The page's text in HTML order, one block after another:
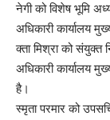
नेगी को विशेष भूमि
अधिकारी कार्यालय
क्ता मिश्रा को संयुक्त
अधिकारी कार्यालय
है।
स्मृता परमार को